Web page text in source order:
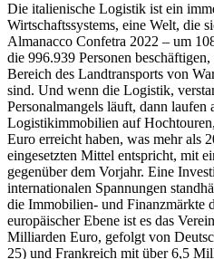
Die italienische Logistik ist ein
Wirtschaftssystems, eine Welt, die
Almanacco Confetra 2022 – um
die 996.939 Personen
Bereich des Landtransports von
sind. Und wenn die Logistik,
Personalmangels läuft, dann laufen
Logistikimmobilien auf
Euro erreicht haben, was mehr als
eingesetzten Mittel entspricht, mit
gegenüber dem Vorjahr. Eine
internationalen Spannungen
die Immobilien- und Finanzmärkte
europäischer Ebene ist es das
Milliarden Euro, gefolgt von
25) und Frankreich mit über 6,5